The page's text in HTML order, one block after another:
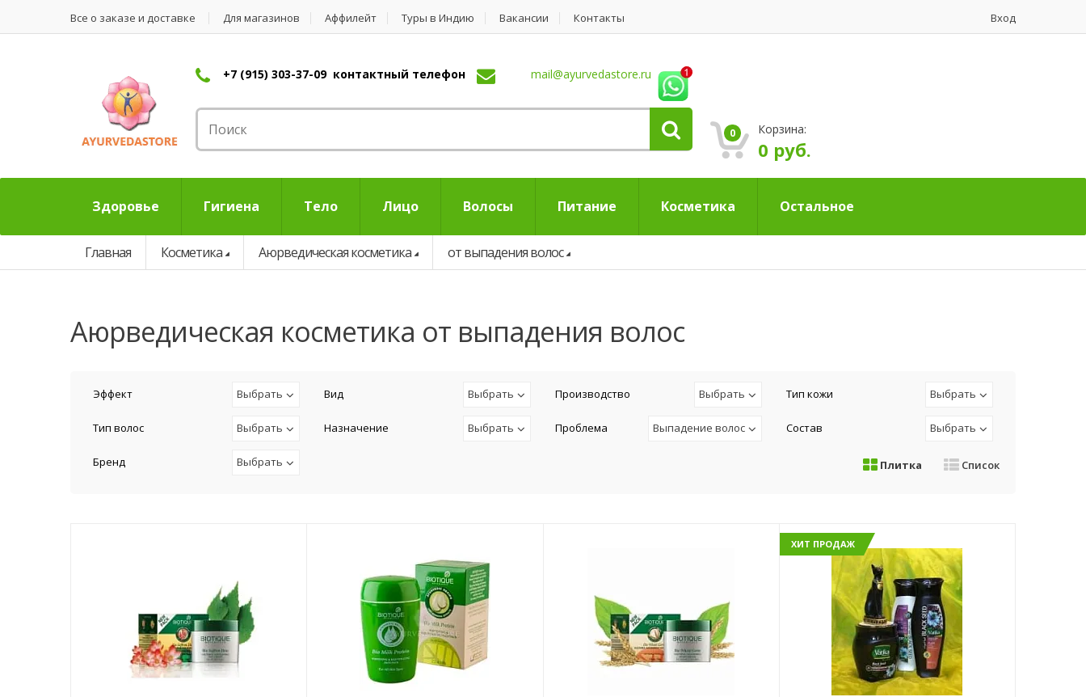
Все о заказе и доставке Для магазинов Аффилейт Туры в Индию Вакансии Контакты Вход
+7 (915) 303-37-09 контактный телефон mail@ayurvedastore.ru
0 Корзина:
0 руб.
Здоровье Гигиена Тело Лицо Волосы Питание Косметика Остальное
Главная Косметика Аюрведическая косметика от выпадения волос
аюрведическая косметика от выпадения волос
Эффект Выбрать Вид Выбрать Производство Выбрать Тип кожи Выбрать
Тип волос Выбрать Назначение Выбрать Проблема Выпадение волос Состав Выбрать
Бренд Выбрать Плитка Список
ХИТ ПРОДАЖ